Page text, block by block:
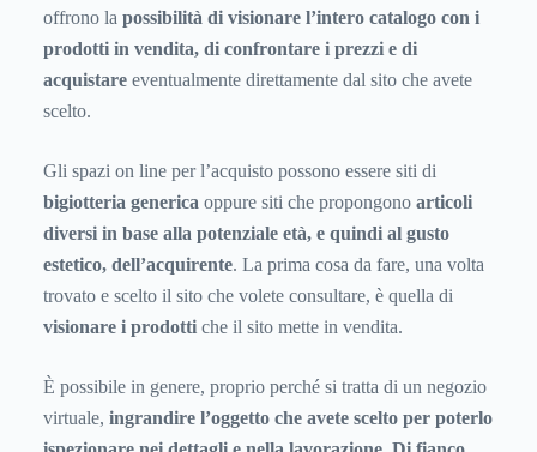
offrono la possibilità di visionare l’intero catalogo con i
prodotti in vendita, di confrontare i prezzi e di
acquistare eventualmente direttamente dal sito che avete
scelto.
Gli spazi on line per l’acquisto possono essere siti di
bigiotteria generica oppure siti che propongono articoli
diversi in base alla potenziale età, e quindi al gusto
estetico, dell’acquirente. La prima cosa da fare, una volta
trovato e scelto il sito che volete consultare, è quella di
visionare i prodotti che il sito mette in vendita.
È possibile in genere, proprio perché si tratta di un negozio
virtuale, ingrandire l’oggetto che avete scelto per poterlo